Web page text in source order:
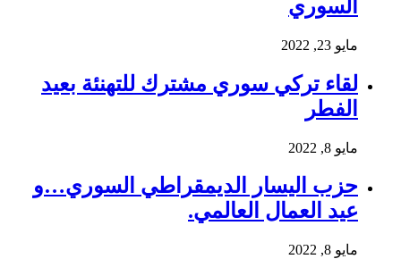
السوري
مايو 23, 2022
لقاء تركي سوري مشترك للتهنئة بعيد
الفطر
مايو 8, 2022
حزب اليسار الديمقراطي السوري…و
عيد العمال العالمي.
مايو 8, 2022